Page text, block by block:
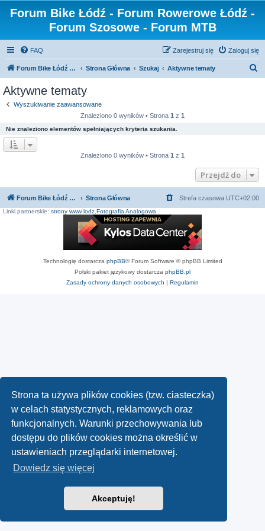
Strona ta używa plików cookies (tzw. ciasteczka)
w celach statystycznych, reklamowych oraz
funkcjonalnych. Warunki przechowywania lub
dostępu do plików cookies można określić w
ustawieniach przeglądarki internetowej.
Dowiedz się więcej
Akceptuję!
Forum Bike Łódź - Forum Rowerowe Łódź -
Forum Szosowe - Forum MTB
FAQ Zaloguj się
Zarejestruj się
Forum Bike Łódź - Forum Rowerowe Łódź - Forum Szosowe - Forum MTB Strona Główna Szukaj Aktywne tematy
Aktywne tematy
Wyszukiwanie zaawansowane
Znaleziono 0 wyników • Strona 1 z 1
Nie znaleziono elementów spełniających kryteria szukania.
Znaleziono 0 wyników • Strona 1 z 1
Przejdź do
Forum Bike Łódź - Forum Rowerowe Łódź - Forum Szosowe - Forum MTB Strona Główna Strefa czasowa UTC+02:00
Linki partnerskie: strony www lodz Fotografia Analogowa
Technologię dostarcza phpBB® Forum Software © phpBB Limited
Polski pakiet językowy dostarcza phpBB.pl
Zasady ochrony danych osobowych | Regulamin